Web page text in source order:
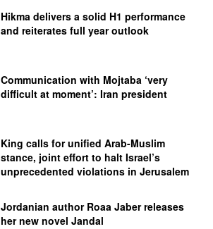
Hikma delivers a solid H1 performance
and reiterates full year outlook
Communication with Mojtaba ‘very
difficult at moment’: Iran president
King calls for unified Arab-Muslim
stance, joint effort to halt Israel’s
unprecedented violations in Jerusalem
Jordanian author Roaa Jaber releases
her new novel Jandal